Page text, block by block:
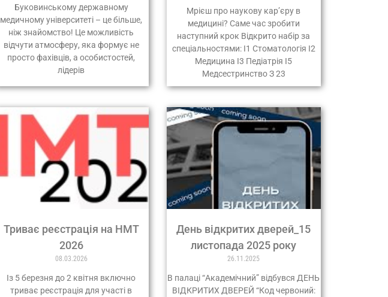
Буковинському державному
медичному університеті – це більше,
ніж знайомство! Це можливість
відчути атмосферу, яка формує не
просто фахівців, а особистостей,
лідерів
Мрієш про наукову кар’єру в
медицині? Саме час зробити
наступний крок Відкрито набір за
спеціальностями: І1 Стоматологія І2
Медицина І3 Педіатрія І5
Медсестринство З 23
Триває реєстрація на НМТ
2026
08.03.2026
Із 5 березня до 2 квітня включно
триває реєстрація для участі в
День відкритих дверей_15
листопада 2025 року
26.11.2025
В палаці “Академічний” відбувся ДЕНЬ
ВІДКРИТИХ ДВЕРЕЙ “Код червоний: